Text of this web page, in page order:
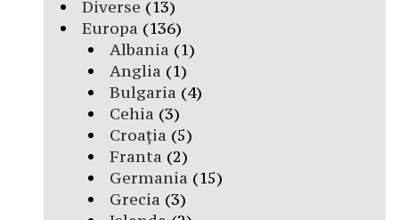
Diverse (13)
Europa (136)
Albania (1)
Anglia (1)
Bulgaria (4)
Cehia (3)
Croația (5)
Franta (2)
Germania (15)
Grecia (3)